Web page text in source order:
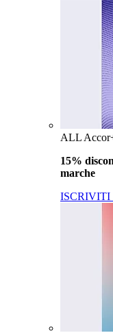
ALL
15%
marche
ISCRIVITI